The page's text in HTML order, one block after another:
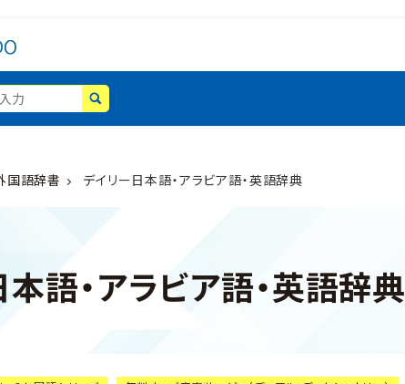
国語辞書 デイリー日本語・アラビア語・英語辞典
語・アラビア語・英語辞典